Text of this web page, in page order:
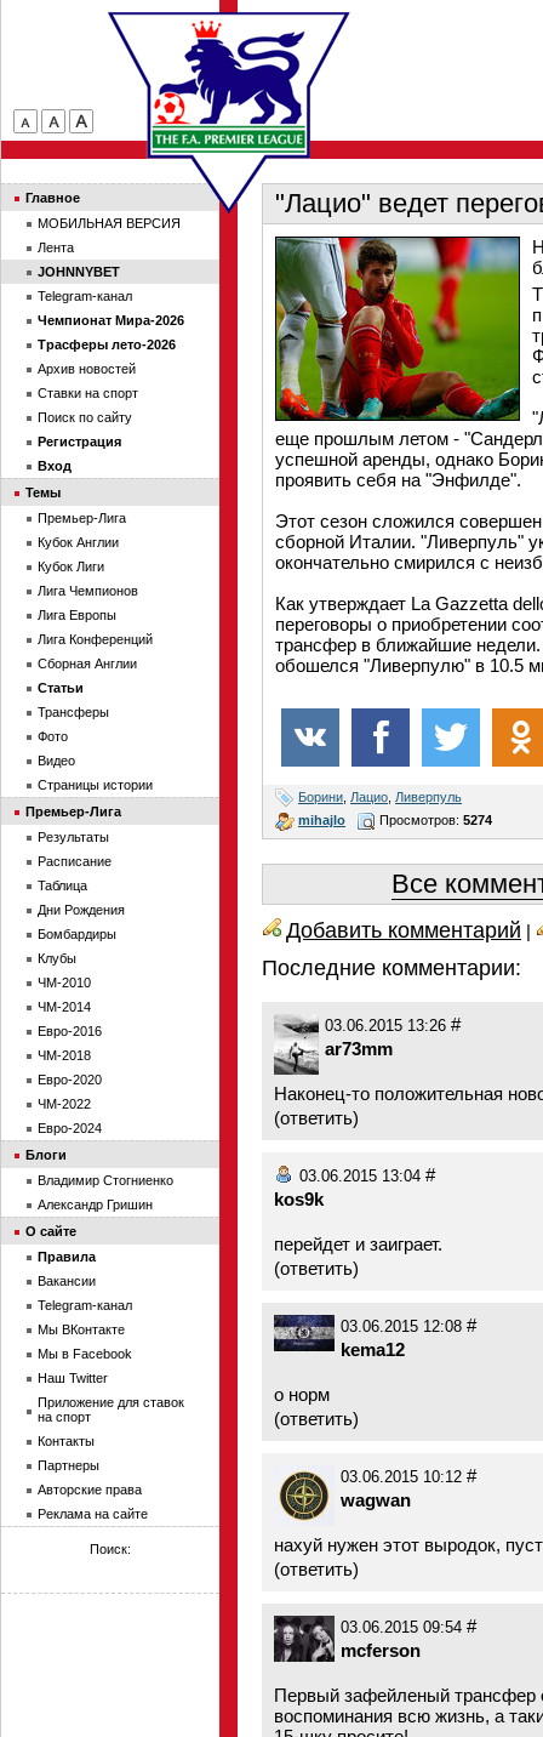
"Лацио" ведет
еще прошлым летом -
успешной аренды, однако
проявить себя на "Энфилде".
Этот сезон сложился
сборной Италии. "Ливерпуль"
окончательно смирился с
Как утверждает La Gazzetta
переговоры о приобретении
трансфер в ближайшие
обошелся "Ливерпулю" в 10.5
Борини Лацио Ливерпуль
mihajlo
Просмотров: 5274
Все
Добавить комментарий |
Последние комментарии:
03.06.2015 13:26 #
ar73mm
Наконец-то положительная
(ответить)
03.06.2015 13:04 #
kos9k
перейдет и заиграет.
(ответить)
03.06.2015 12:08 #
kema12
о норм
(ответить)
03.06.2015 10:12 #
wagwan
наxуй нужен этот выродок,
(ответить)
03.06.2015 09:54 #
mcferson
Первый зафейленый трансфер
воспоминания всю жизнь, а
Главное
МОБИЛЬНАЯ ВЕРСИЯ
Лента
JOHNNYBET
Telegram-канал
Чемпионат Мира-2026
Трасферы лето-2026
Архив новостей
Ставки на спорт
Поиск по сайту
Регистрация
Вход
Темы
Премьер-Лига
Кубок Англии
Кубок Лиги
Лига Чемпионов
Лига Европы
Лига Конференций
Сборная Англии
Статьи
Трансферы
Фото
Видео
Страницы истории
Премьер-Лига
Результаты
Расписание
Таблица
Дни Рождения
Бомбардиры
Клубы
ЧМ-2010
ЧМ-2014
Евро-2016
ЧМ-2018
Евро-2020
ЧМ-2022
Евро-2024
Блоги
Владимир Стогниенко
Александр Гришин
О сайте
Правила
Вакансии
Telegram-канал
Мы ВКонтакте
Мы в Facebook
Наш Twitter
Приложение для ставок
на спорт
Контакты
Партнеры
Авторские права
Реклама на сайте
Поиск: